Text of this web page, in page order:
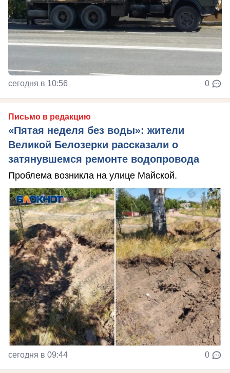
сегодня в 10:56 0
Письмо в редакцию
«Пятая неделя без воды»: жители
Великой Белозерки рассказали о
затянувшемся ремонте водопровода
Проблема возникла на улице Майской.
сегодня в 09:44 0